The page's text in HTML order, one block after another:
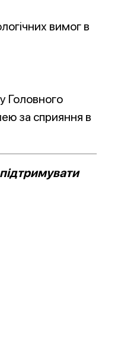
вимог в
Головного
за сприяння в